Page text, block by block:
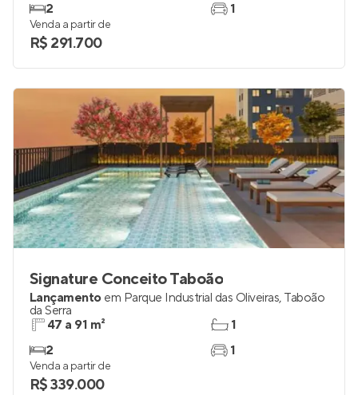
2
1
Venda a partir de
R$ 291.700
Signature Conceito Taboão
Lançamento em Parque Industrial das Oliveiras, Taboão
da Serra
47 a 91 m²
2
1
1
Venda a partir de
R$ 339.000